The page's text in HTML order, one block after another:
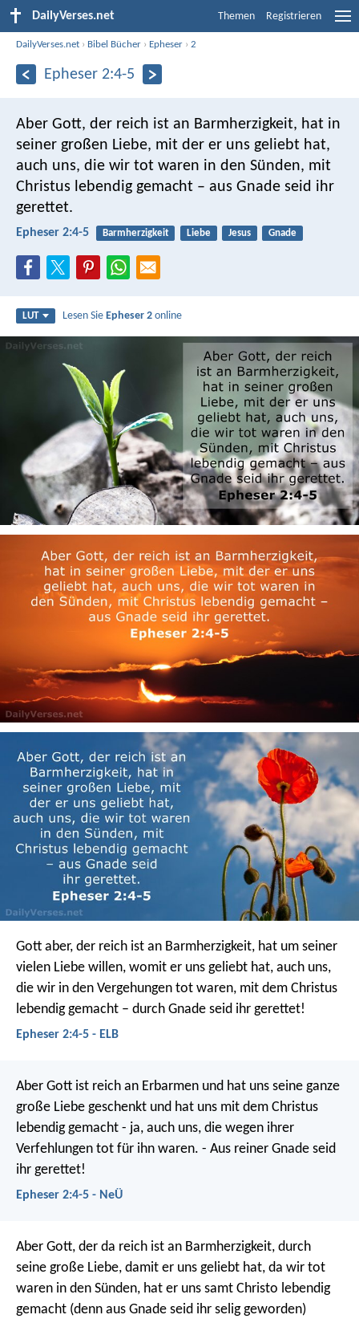
DailyVerses.net Themen Registrieren
DailyVerses.net › Bibel Bücher › Epheser ›2
Epheser 2:4-5
Aber Gott, der reich ist an Barmherzigkeit, hat in
seiner großen Liebe, mit der er uns geliebt hat,
auch uns, die wir tot waren in den Sünden, mit
Christus lebendig gemacht – aus Gnade seid ihr
gerettet.
Epheser 2:4-5 Barmherzigkeit Liebe Jesus Gnade
LUT Lesen SieEpheser 2 online
Gott aber, der reich ist an Barmherzigkeit, hat um seiner
vielen Liebe willen, womit er uns geliebt hat, auch uns,
die wir in den Vergehungen tot waren, mit dem Christus
lebendig gemacht – durch Gnade seid ihr gerettet!
Epheser 2:4-5 - ELB
Aber Gott ist reich an Erbarmen und hat uns seine ganze
große Liebe geschenkt und hat uns mit dem Christus
lebendig gemacht - ja, auch uns, die wegen ihrer
Verfehlungen tot für ihn waren. - Aus reiner Gnade seid
ihr gerettet!
Epheser 2:4-5 - NeÜ
Aber Gott, der da reich ist an Barmherzigkeit, durch
seine große Liebe, damit er uns geliebt hat, da wir tot
waren in den Sünden, hat er uns samt Christo lebendig
gemacht (denn aus Gnade seid ihr selig geworden)